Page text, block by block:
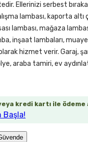
kredi kartı ile ödeme
Başla!
Ellerinizi serbest
lambası, kaporta altı
lambası, mağaza
inşaat lambaları,
hizmet verir. Garaj,
araba tamiri, ev